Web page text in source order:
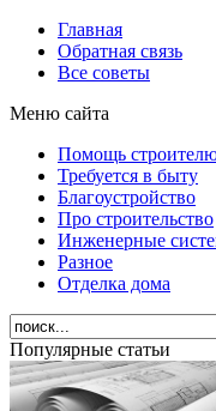
Главная
Обратная связь
Все советы
Меню сайта
Помощь
Требуется в быту
Благоустройство
Про строительство
Инженерные
Разное
Отделка дома
Популярные статьи